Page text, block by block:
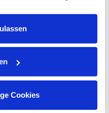
Sie in unseren
Cookies
Anstellung in
krisensicheren und
leistungsbezogene und
Zuschuss
Zuschuss zur
Mitarbeiteraktien